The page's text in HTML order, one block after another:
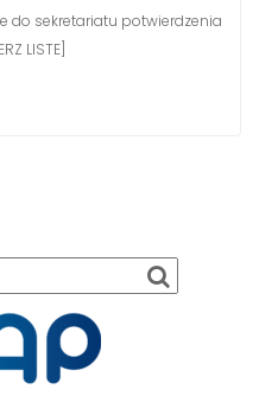
do sekretariatu potwierdzenia
LISTE]